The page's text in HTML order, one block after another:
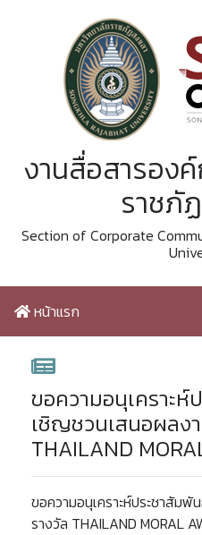
งานสื่อสารอง
ราชภั
Section of Corporate
หน้าแรก
ขอความอนุเคราะห์
เชิญชวนเสนอผลง
THAILAND
ขอความอนุเคราะห์ประชาสัม
รางวัล THAILAND MORAL